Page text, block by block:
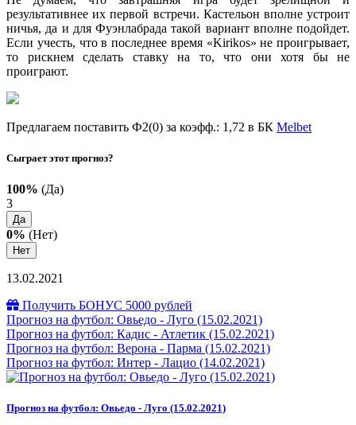
результативнее их первой встречи. Кастельон вполне устроит
ничья, да и для Фуэнлабрада такой вариант вполне подойдет.
Если учесть, что в последнее время «Kirikos» не проигрывает,
то рискнем сделать ставку на то, что они хотя бы не
проиграют.
Предлагаем поставить Ф2(0) за коэфф.: 1,72 в БК Melbet
Сыграет этот прогноз?
100% (Да)
3
Да
0% (Нет)
Нет
13.02.2021
Получить БОНУС 5000 рублей
Прогноз на футбол: Овьедо - Луго (15.02.2021)
Прогноз на футбол: Кадис - Атлетик (15.02.2021)
Прогноз на футбол: Верона - Парма (15.02.2021)
Прогноз на футбол: Интер - Лацио (14.02.2021)
Прогноз на футбол: Овьедо - Луго (15.02.2021)